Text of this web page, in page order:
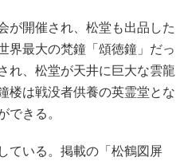
が開催され、松堂も出品した
界最大の梵鐘「頌徳鐘」だっ
れ、松堂が天井に巨大な雲龍
楼は戦没者供養の英霊堂とな
きる。
ている。掲載の「松鶴図屏